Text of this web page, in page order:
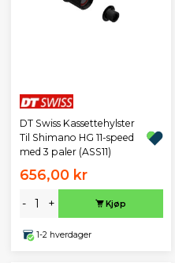
DT Swiss Kassettehylster
Til Shimano HG 11-speed
med 3 paler (ASS11)
656,00 kr
- + Kjøp
1-2 hverdager